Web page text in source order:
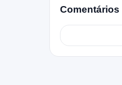
Comentários